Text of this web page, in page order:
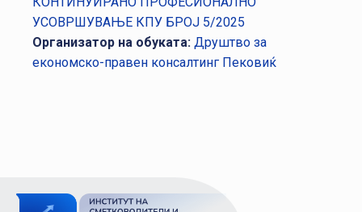
УСОВРШУВАЊЕ КПУ БРОЈ 5/2025
Организатор на обуката: Друштво за
економско-правен консалтинг Пековиќ